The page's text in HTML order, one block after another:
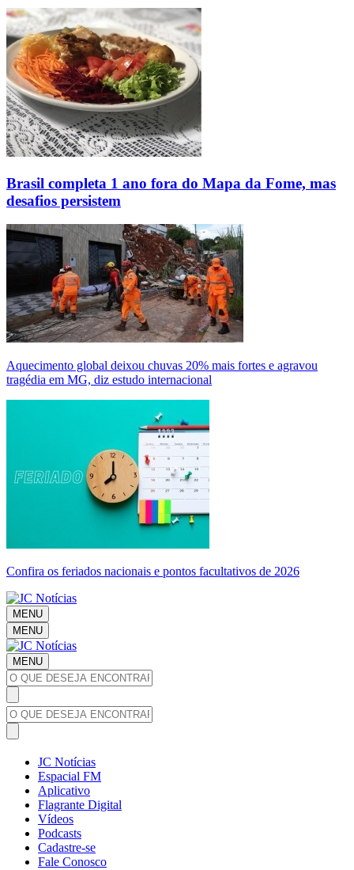
Brasil completa 1 ano fora do Mapa da Fome, mas
desafios persistem
Aquecimento global deixou chuvas 20% mais fortes e agravou
tragédia em MG, diz estudo internacional
Confira os feriados nacionais e pontos facultativos de 2026
MENU
MENU
MENU
JC Notícias
Espacial FM
Aplicativo
Flagrante Digital
Vídeos
Podcasts
Cadastre-se
Fale Conosco